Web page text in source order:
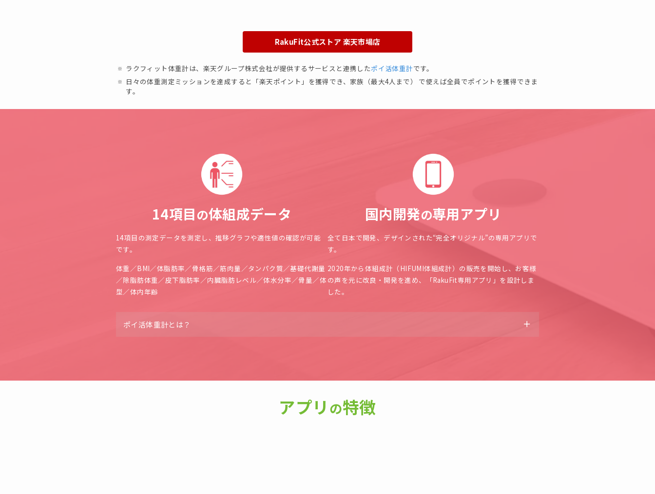
RakuFit公式ストア 楽天市場店
ラクフィット体重計は、楽天グループ株式会社が提供するサービスと連携したポイ活体重計です。
日々の体重測定ミッションを達成すると「楽天ポイント」を獲得でき、家族（最大4人まで） で使えば全員でポイントを獲得できま
す。
14項目の体組成データ
14項目の測定データを測定し、推移グラフや適性値の確認が可能
です。
体重 ／BMI／体脂肪率／骨格筋／筋肉量 ／タンパク質／基礎代謝量
／除脂肪体重／皮下脂肪率 ／内臓脂肪レベル／体水分率／骨量／体
型 ／体内年齢
国内開発の専用アプリ
全て日本で開発、デザインされた“完全オリジナル”の専用アプリで
す。
2020年から体組成計（ HIFUMI体組成計）の販売を開始し、お客様
の声を元に改良・開発を進め、「RakuFit専用アプリ」を設計しま
した。
ポイ活体重計とは？
アプリ の特徴